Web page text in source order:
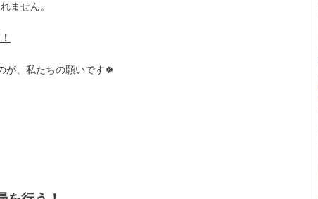
ません。
が、私たちの願いです🍀